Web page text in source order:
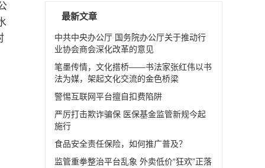
最新文章
中共中央办公厅 国务院办公厅关于推动行
业协会商会深化改革的意见
笔墨传情，文化搭桥——书法家张红伟以书
法为媒，架起文化交流的金色桥梁
警惕互联网平台擅自扣费陷阱
严厉打击欺诈骗保 医保基金监管新规今起
施行
食品安全责任保险，如何推广普及？
监管重拳整治平台乱象 外卖低价“狂欢”正落